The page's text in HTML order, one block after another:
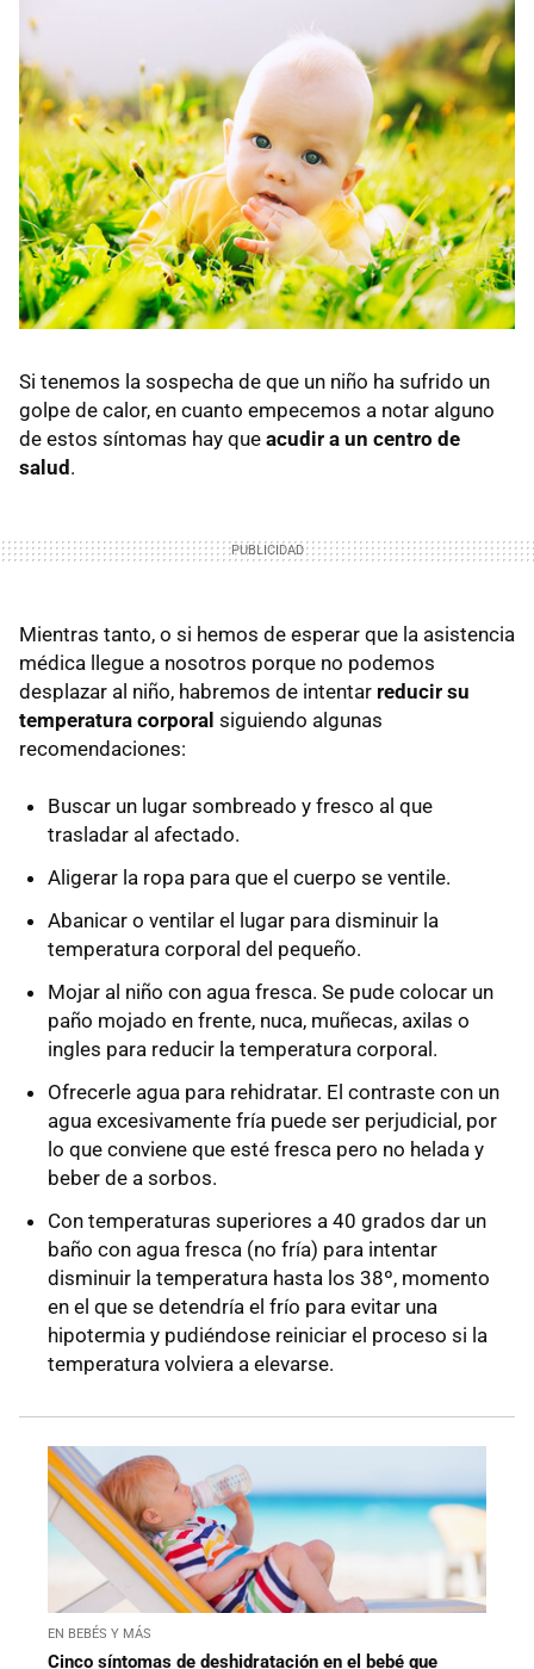
Si tenemos la sospecha de que un niño ha sufrido un
golpe de calor, en cuanto empecemos a notar alguno
de estos síntomas hay que acudir a un centro de
salud.
Mientras tanto, o si hemos de esperar que la asistencia
médica llegue a nosotros porque no podemos
desplazar al niño, habremos de intentar reducir su
temperatura corporal siguiendo algunas
recomendaciones:
Buscar un lugar sombreado y fresco al que
trasladar al afectado.
Aligerar la ropa para que el cuerpo se ventile.
Abanicar o ventilar el lugar para disminuir la
temperatura corporal del pequeño.
Mojar al niño con agua fresca. Se pude colocar un
paño mojado en frente, nuca, muñecas, axilas o
ingles para reducir la temperatura corporal.
Ofrecerle agua para rehidratar. El contraste con un
agua excesivamente fría puede ser perjudicial, por
lo que conviene que esté fresca pero no helada y
beber de a sorbos.
Con temperaturas superiores a 40 grados dar un
baño con agua fresca (no fría) para intentar
disminuir la temperatura hasta los 38º, momento
en el que se detendría el frío para evitar una
hipotermia y pudiéndose reiniciar el proceso si la
temperatura volviera a elevarse.
EN BEBÉS Y MÁS
Cinco síntomas de deshidratación en el bebé que